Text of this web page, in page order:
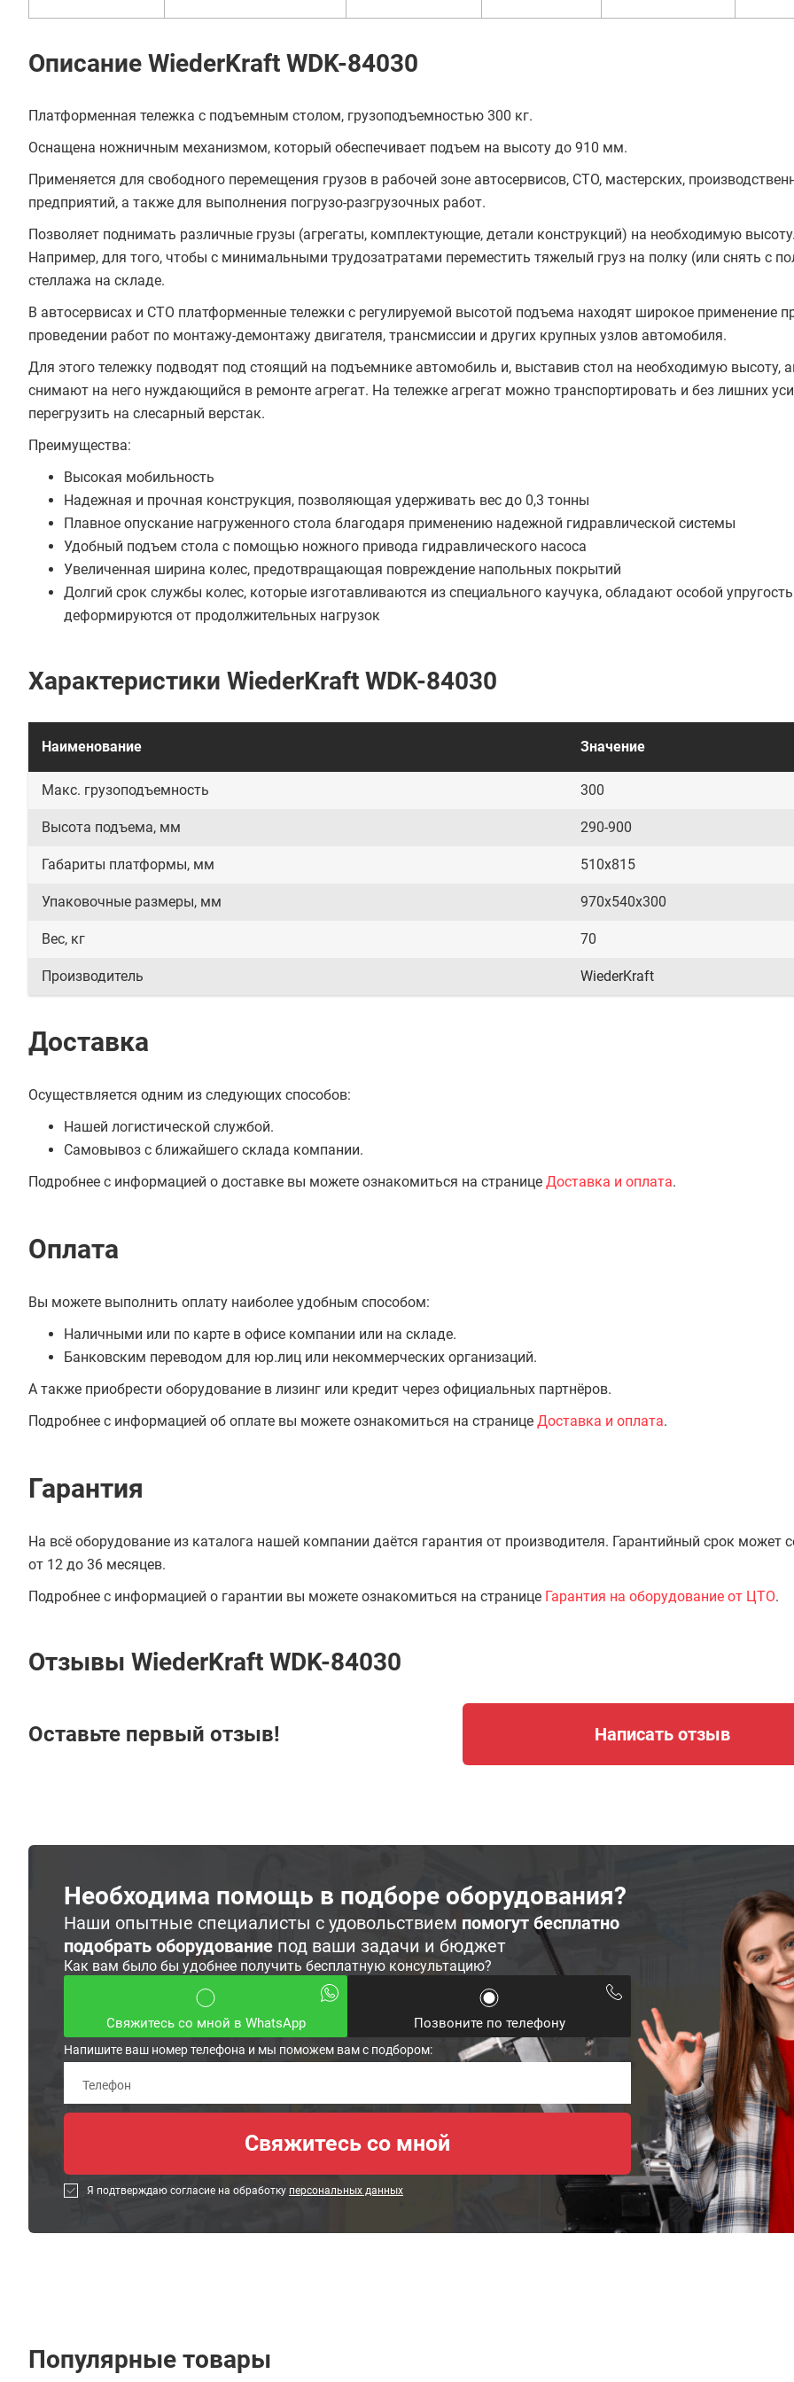
Описание WiederKraft WDK-84030
Платформенная тележка с подъемным столом, грузоподъемностью 300 кг.
Оснащена ножничным механизмом, который обеспечивает подъем на высоту до 910 мм.
Применяется для свободного перемещения грузов в рабочей зоне автосервисов, СТО, мастерских,
предприятий, а также для выполнения погрузо-разгрузочных работ.
Позволяет поднимать различные грузы (агрегаты, комплектующие, детали конструкций) на необходимую высоту.
Например, для того, чтобы с минимальными трудозатратами переместить тяжелый груз на полку (или снять с
стеллажа на складе.
В автосервисах и СТО платформенные тележки с регулируемой высотой подъема находят широкое применение
проведении работ по монтажу-демонтажу двигателя, трансмиссии и других крупных узлов автомобиля.
Для этого тележку подводят под стоящий на подъемнике автомобиль и, выставив стол на необходимую высоту,
снимают на него нуждающийся в ремонте агрегат. На тележке агрегат можно транспортировать и без лишних
перегрузить на слесарный верстак.
Преимущества:
Высокая мобильность
Надежная и прочная конструкция, позволяющая удерживать вес до 0,3 тонны
Плавное опускание нагруженного стола благодаря применению надежной гидравлической системы
Удобный подъем стола с помощью ножного привода гидравлического насоса
Увеличенная ширина колес, предотвращающая повреждение напольных покрытий
Долгий срок службы колес, которые изготавливаются из специального каучука, обладают особой
деформируются от продолжительных нагрузок
Характеристики WiederKraft WDK-84030
Наименование Значение
Макс. грузоподъемность 300
Высота подъема, мм 290-900
Габариты платформы, мм 510х815
Упаковочные размеры, мм 970х540х300
Вес, кг 70
Производитель WiederKraft
Доставка
Осуществляется одним из следующих способов:
Нашей логистической службой.
Самовывоз с ближайшего склада компании.
Подробнее с информацией о доставке вы можете ознакомиться на странице Доставка и оплата.
Оплата
Вы можете выполнить оплату наиболее удобным способом:
Наличными или по карте в офисе компании или на складе.
Банковским переводом для юр.лиц или некоммерческих организаций.
А также приобрести оборудование в лизинг или кредит через официальных партнёров.
Подробнее с информацией об оплате вы можете ознакомиться на странице Доставка и оплата.
Гарантия
На всё оборудование из каталога нашей компании даётся гарантия от производителя. Гарантийный срок может
от 12 до 36 месяцев.
Подробнее с информацией о гарантии вы можете ознакомиться на странице Гарантия на оборудование от ЦТО.
Отзывы WiederKraft WDK-84030
Оставьте первый отзыв! Написать отзыв
Необходима помощь в подборе оборудования?
Наши опытные специалисты с удовольствием помогут бесплатно
подобрать оборудование под ваши задачи и бюджет
Как вам было бы удобнее получить бесплатную консультацию?
Свяжитесь со мной в WhatsApp Позвоните по телефону
Напишите ваш номер телефона и мы поможем вам с подбором:
Я подтверждаю согласие на обработку персональных данных
Популярные товары